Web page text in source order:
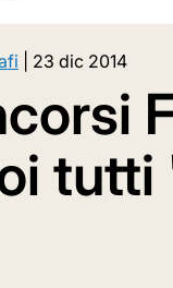
23 dic 2014